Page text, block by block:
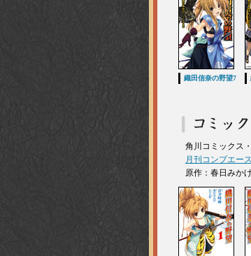
織田信奈の野望7
角川コミックス
月刊コンプエース
原作：春日みか